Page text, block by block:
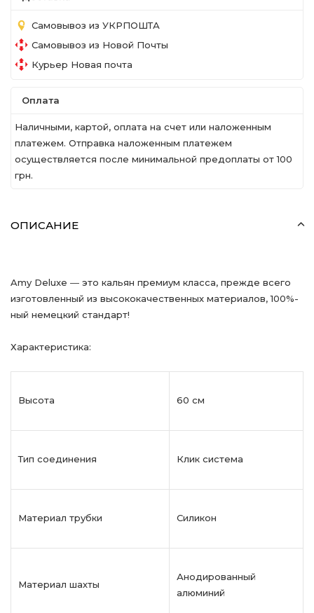
Самовывоз из УКРПОШТА
Самовывоз из Новой Почты
Курьер Новая почта
Оплата
Наличными, картой, оплата на счет или наложенным
платежем. Отправка наложенным платежем
осуществляется после минимальной предоплаты от 100
грн.
ОПИСАНИЕ
Amy Deluxe ― это кальян премиум класса, прежде всего
изготовленный из высококачественных материалов, 100%-
ный немецкий стандарт!
Характеристика:
Высота 60 см
Тип соединения Клик система
Материал трубки Силикон
Материал шахты
Анодированный
алюминий